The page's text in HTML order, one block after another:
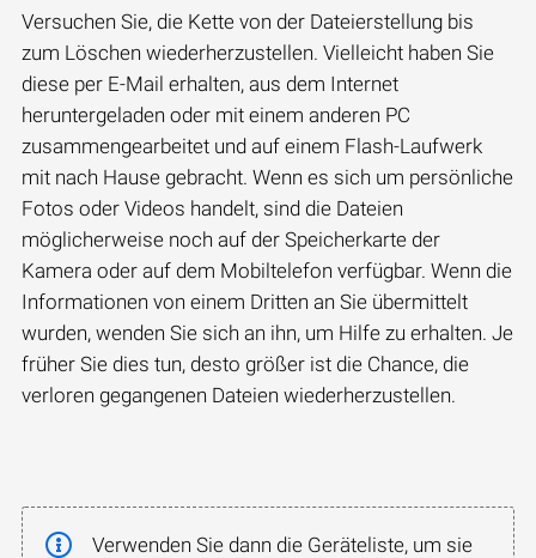
Versuchen Sie, die Kette von der Dateierstellung bis
zum Löschen wiederherzustellen. Vielleicht haben Sie
diese per E-Mail erhalten, aus dem Internet
heruntergeladen oder mit einem anderen PC
zusammengearbeitet und auf einem Flash-Laufwerk
mit nach Hause gebracht. Wenn es sich um persönliche
Fotos oder Videos handelt, sind die Dateien
möglicherweise noch auf der Speicherkarte der
Kamera oder auf dem Mobiltelefon verfügbar. Wenn die
Informationen von einem Dritten an Sie übermittelt
wurden, wenden Sie sich an ihn, um Hilfe zu erhalten. Je
früher Sie dies tun, desto größer ist die Chance, die
verloren gegangenen Dateien wiederherzustellen.
Verwenden Sie dann die Geräteliste, um sie